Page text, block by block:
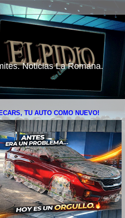
Noticias La Romana.
TU AUTO COMO NUEVO!